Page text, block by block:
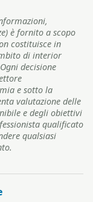
è fornito a scopo
costituisce in
di interior
decisione
e sotto la
valutazione delle
e degli obiettivi
qualificato
qualsiasi